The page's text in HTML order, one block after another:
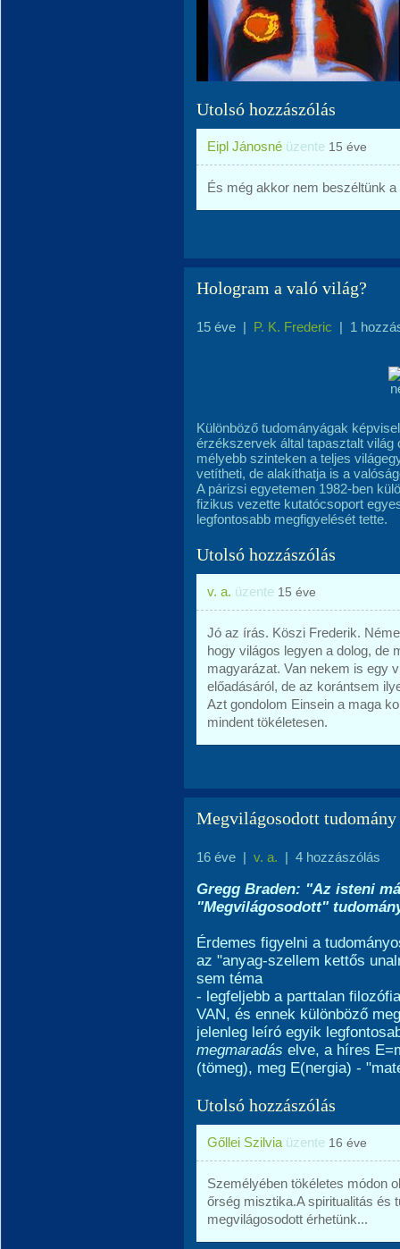
Utolsó hozzászólás
Eipl Jánosné üzente 15 éve
És még akkor nem beszéltünk
Hologram a való világ?
15 éve | P. K. Frederic | 1
Különböző tudományágak
érzékszervek által tapasztalt világ
mélyebb szinteken a teljes
vetítheti, de alakíthatja is a
A párizsi egyetemen 1982-ben
fizikus vezette kutatócsoport
legfontosabb megfigyelését tette.
Utolsó hozzászólás
v. a. üzente 15 éve
Jó az írás. Köszi Frederik.
hogy világos legyen a dolog, de
magyarázat. Van nekem is egy
előadásáról, de az korántsem
Azt gondolom Einsein a maga
mindent tökéletesen.
Megvilágosodott tudomány
16 éve | v. a. | 4 hozzászólás
Gregg Braden: "Az isteni
"Megvilágosodott"
Érdemes figyelni a
az "anyag-szellem kettős
sem téma
- legfeljebb a parttalan
VAN, és ennek különböző
jelenleg leíró egyik
megmaradás elve, a híres
(tömeg), meg E(nergia) -
Utolsó hozzászólás
Gőllei Szilvia üzente 16 éve
Személyében tökéletes módon
őrség misztika.A spiritualitás és
megvilágosodott érhetünk...